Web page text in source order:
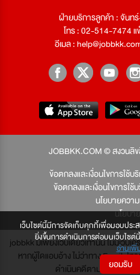
เว็บไซต์นี้มีการจัดเก็บคุกกี้เพื่อมอบประ
ยิ่งขึ้นการดำเนินการต่อบนเว็บไซ
อ่านเพิ่
ยอมรับ
ฝ่ายบริการลูกค้า : จันท
โทร : 02-514-7474
อีเมล :
JOBBKK.COM © สงวนลิ
ข้อตกลงและเงื่อนไขการใช้
ข้อตกลงและเงื่อนไขการใ
นโยบายควา
นโยบา
jobbkk มีเพียงเว็บเดียวเท่านั้น ไม่มีเว็บ
หากผู้ใดแอบอ้าง ไม่ว่าทาง Email, โ
ดำเนินคดีตามที่กฎหมา